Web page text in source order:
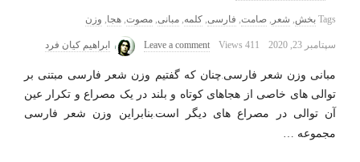
Tags بخش, شعر , صامت, فارسی, کلمه, مبانی, مصوت, هجا, وزن
سپتامبر 23, 2020 411 Views
Leave a comment ابراهیم کیان فرد
مبانی وزن شعر فارسی.چنان که گفتیم وزن شعر فارسی مبتنی بر
توالی های خاصی از هجاهای کوتاه و بلند در یک مصراع و تکرار عین
آن توالی در مصراع های دیگر است.بنابراین وزن شعر فارسی
مجموعه